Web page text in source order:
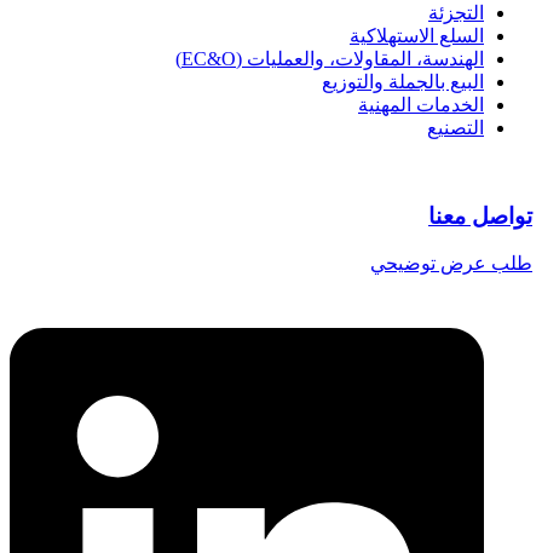
التجزئة
السلع الاستهلاكية
الهندسة، المقاولات، والعمليات (EC&O)
البيع بالجملة والتوزيع
الخدمات المهنية
التصنيع
تواصل معنا
طلب عرض توضيحي